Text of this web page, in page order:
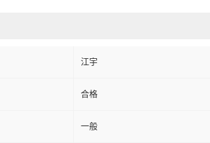
江宇
合格
一般